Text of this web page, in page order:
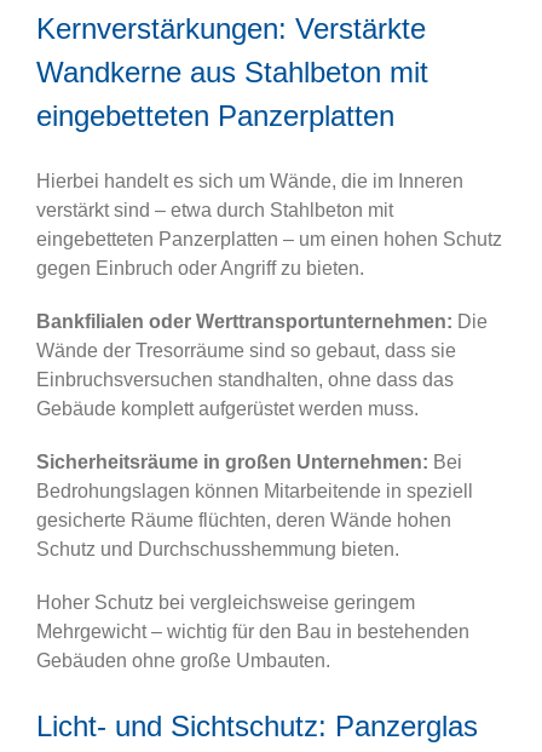
Kernverstärkungen: Verstärkte
Wandkerne aus Stahlbeton mit
eingebetteten Panzerplatten
Hierbei handelt es sich um Wände, die im Inneren
verstärkt sind – etwa durch Stahlbeton mit
eingebetteten Panzerplatten – um einen hohen Schutz
gegen Einbruch oder Angriff zu bieten.
Bankfilialen oder Werttransportunternehmen: Die
Wände der Tresorräume sind so gebaut, dass sie
Einbruchsversuchen standhalten, ohne dass das
Gebäude komplett aufgerüstet werden muss.
Sicherheitsräume in großen Unternehmen: Bei
Bedrohungslagen können Mitarbeitende in speziell
gesicherte Räume flüchten, deren Wände hohen
Schutz und Durchschusshemmung bieten.
Hoher Schutz bei vergleichsweise geringem
Mehrgewicht – wichtig für den Bau in bestehenden
Gebäuden ohne große Umbauten.
Licht- und Sichtschutz: Panzerglas